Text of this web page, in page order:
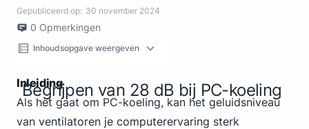
Gepubliceerd op: 30 november 2024
0 Opmerkingen
Inhoudsopgave weergeven
Inleiding
Begrijpen van 28 dB bij PC-koeling
Als het gaat om PC-koeling, kan het geluidsniveau
van ventilatoren je computerervaring sterk